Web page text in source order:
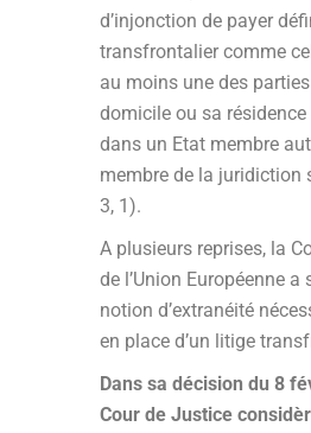
d’injonction de payer
transfrontalier comme
au moins une des
domicile ou sa
dans un Etat membre
membre de la juridiction
3, 1).
A plusieurs reprises, la
de l’Union Européenne a
notion d’extranéité
en place d’un litige
Dans sa décision du 8
Cour de Justice